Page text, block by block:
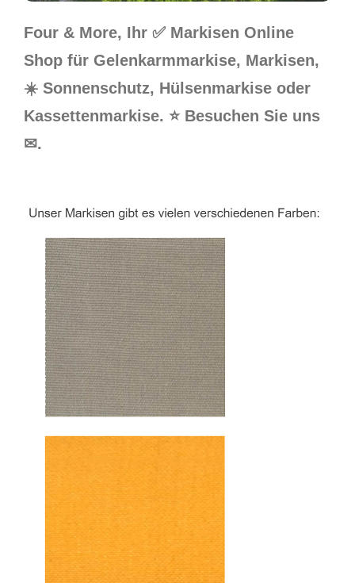
Four & More, Ihr ✅ Markisen Online
Shop für Gelenkarmmarkise, Markisen,
☀️ Sonnenschutz, Hülsenmarkise oder
Kassettenmarkise. ⭐ Besuchen Sie uns
✉.